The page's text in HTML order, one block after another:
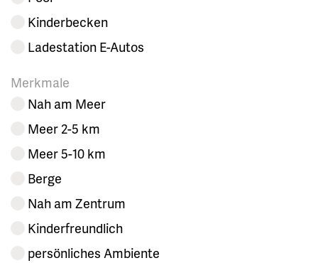
Kinderbecken
Ladestation E-Autos
Merkmale
Nah am Meer
Meer 2-5 km
Meer 5-10 km
Berge
Nah am Zentrum
Kinderfreundlich
persönliches Ambiente